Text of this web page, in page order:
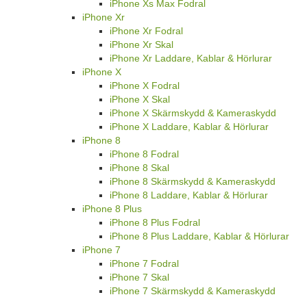
iPhone Xs Max Fodral
iPhone Xr
iPhone Xr Fodral
iPhone Xr Skal
iPhone Xr Laddare, Kablar & Hörlurar
iPhone X
iPhone X Fodral
iPhone X Skal
iPhone X Skärmskydd & Kameraskydd
iPhone X Laddare, Kablar & Hörlurar
iPhone 8
iPhone 8 Fodral
iPhone 8 Skal
iPhone 8 Skärmskydd & Kameraskydd
iPhone 8 Laddare, Kablar & Hörlurar
iPhone 8 Plus
iPhone 8 Plus Fodral
iPhone 8 Plus Laddare, Kablar & Hörlurar
iPhone 7
iPhone 7 Fodral
iPhone 7 Skal
iPhone 7 Skärmskydd & Kameraskydd